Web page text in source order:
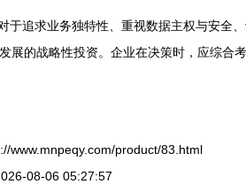
于追求业务独特性、重视数据主权与安
的战略性投资。企业在决策时，应综合
www.mnpeqy.com/product/83.html
08-06 05:27:57